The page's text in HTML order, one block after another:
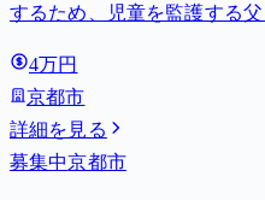
するため、児童を監護する
4万円
京都市
詳細を見る
募集中京都市